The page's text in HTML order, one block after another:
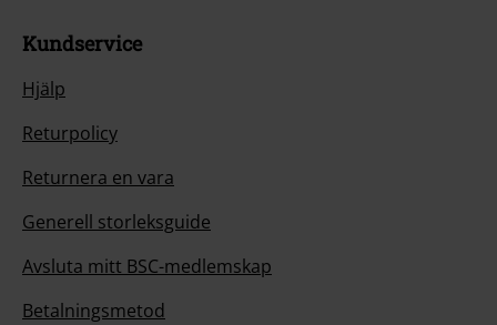
Kundservice
Hjälp
Returpolicy
Returnera en vara
Generell storleksguide
Avsluta mitt BSC-medlemskap
Betalningsmetod